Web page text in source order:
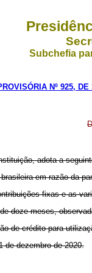
Subchefia
Nº 925,
adota a
em razão da
fixas e as
doze meses,
de crédito para
de dezembro de 2020.